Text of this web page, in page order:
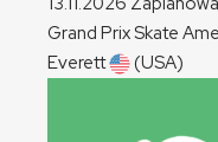
Grand Prix Skate
Everett
(USA)